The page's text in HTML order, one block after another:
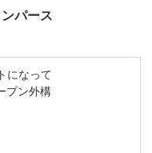
パース